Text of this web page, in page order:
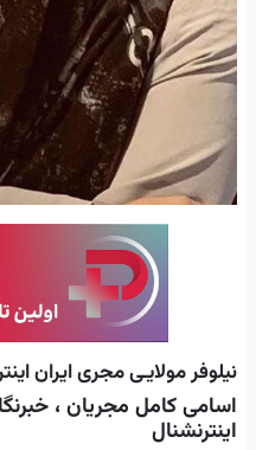
نیلوفر مولایـی مجری ایران
اسامی کامل مجریان ،
اینترنشنال